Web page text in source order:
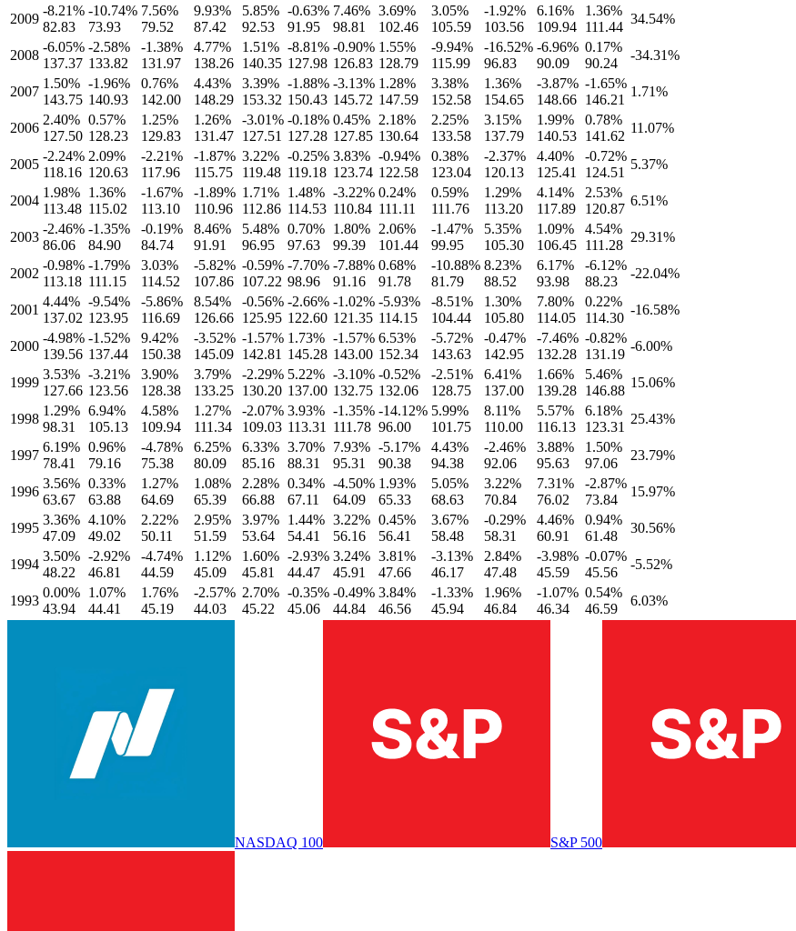
2009
-8.21%
82.83
-10.74%
73.93
7.56%
79.52
9.93%
87.42
5.85%
92.53
-0.63%
91.95
7.46%
98.81
3.69%
102.46
3.05%
105.59
-1.92%
103.56
6.16%
109.94
1.36%
111.44
34.54%
2008
-6.05%
137.37
-2.58%
133.82
-1.38%
131.97
4.77%
138.26
1.51%
140.35
-8.81%
127.98
-0.90%
126.83
1.55%
128.79
-9.94%
115.99
-16.52%
96.83
-6.96%
90.09
0.17%
90.24
-34.31%
2007
1.50%
143.75
-1.96%
140.93
0.76%
142.00
4.43%
148.29
3.39%
153.32
-1.88%
150.43
-3.13%
145.72
1.28%
147.59
3.38%
152.58
1.36%
154.65
-3.87%
148.66
-1.65%
146.21
1.71%
2006
2.40%
127.50
0.57%
128.23
1.25%
129.83
1.26%
131.47
-3.01%
127.51
-0.18%
127.28
0.45%
127.85
2.18%
130.64
2.25%
133.58
3.15%
137.79
1.99%
140.53
0.78%
141.62
11.07%
2005
-2.24%
118.16
2.09%
120.63
-2.21%
117.96
-1.87%
115.75
3.22%
119.48
-0.25%
119.18
3.83%
123.74
-0.94%
122.58
0.38%
123.04
-2.37%
120.13
4.40%
125.41
-0.72%
124.51
5.37%
2004
1.98%
113.48
1.36%
115.02
-1.67%
113.10
-1.89%
110.96
1.71%
112.86
1.48%
114.53
-3.22%
110.84
0.24%
111.11
0.59%
111.76
1.29%
113.20
4.14%
117.89
2.53%
120.87
6.51%
2003
-2.46%
86.06
-1.35%
84.90
-0.19%
84.74
8.46%
91.91
5.48%
96.95
0.70%
97.63
1.80%
99.39
2.06%
101.44
-1.47%
99.95
5.35%
105.30
1.09%
106.45
4.54%
111.28
29.31%
2002
-0.98%
113.18
-1.79%
111.15
3.03%
114.52
-5.82%
107.86
-0.59%
107.22
-7.70%
98.96
-7.88%
91.16
0.68%
91.78
-10.88%
81.79
8.23%
88.52
6.17%
93.98
-6.12%
88.23
-22.04%
2001
4.44%
137.02
-9.54%
123.95
-5.86%
116.69
8.54%
126.66
-0.56%
125.95
-2.66%
122.60
-1.02%
121.35
-5.93%
114.15
-8.51%
104.44
1.30%
105.80
7.80%
114.05
0.22%
114.30
-16.58%
2000
-4.98%
139.56
-1.52%
137.44
9.42%
150.38
-3.52%
145.09
-1.57%
142.81
1.73%
145.28
-1.57%
143.00
6.53%
152.34
-5.72%
143.63
-0.47%
142.95
-7.46%
132.28
-0.82%
131.19
-6.00%
1999
3.53%
127.66
-3.21%
123.56
3.90%
128.38
3.79%
133.25
-2.29%
130.20
5.22%
137.00
-3.10%
132.75
-0.52%
132.06
-2.51%
128.75
6.41%
137.00
1.66%
139.28
5.46%
146.88
15.06%
1998
1.29%
98.31
6.94%
105.13
4.58%
109.94
1.27%
111.34
-2.07%
109.03
3.93%
113.31
-1.35%
111.78
-14.12%
96.00
5.99%
101.75
8.11%
110.00
5.57%
116.13
6.18%
123.31
25.43%
1997
6.19%
78.41
0.96%
79.16
-4.78%
75.38
6.25%
80.09
6.33%
85.16
3.70%
88.31
7.93%
95.31
-5.17%
90.38
4.43%
94.38
-2.46%
92.06
3.88%
95.63
1.50%
97.06
23.79%
1996
3.56%
63.67
0.33%
63.88
1.27%
64.69
1.08%
65.39
2.28%
66.88
0.34%
67.11
-4.50%
64.09
1.93%
65.33
5.05%
68.63
3.22%
70.84
7.31%
76.02
-2.87%
73.84
15.97%
1995
3.36%
47.09
4.10%
49.02
2.22%
50.11
2.95%
51.59
3.97%
53.64
1.44%
54.41
3.22%
56.16
0.45%
56.41
3.67%
58.48
-0.29%
58.31
4.46%
60.91
0.94%
61.48
30.56%
1994
3.50%
48.22
-2.92%
46.81
-4.74%
44.59
1.12%
45.09
1.60%
45.81
-2.93%
44.47
3.24%
45.91
3.81%
47.66
-3.13%
46.17
2.84%
47.48
-3.98%
45.59
-0.07%
45.56
-5.52%
1993
0.00%
43.94
1.07%
44.41
1.76%
45.19
-2.57%
44.03
2.70%
45.22
-0.35%
45.06
-0.49%
44.84
3.84%
46.56
-1.33%
45.94
1.96%
46.84
-1.07%
46.34
0.54%
46.59
6.03%
NASDAQ 100 S&P 500